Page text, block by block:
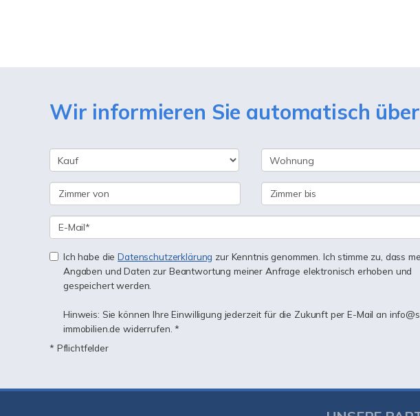
Wir informieren Sie automatisch
Ich habe dieDatenschutzerklärung zur Kenntnis genommen. Ich stimme zu, dass
Angaben und Daten zur Beantwortung meiner Anfrage elektronisch erhoben und
gespeichert werden.
Hinweis: Sie können Ihre Einwilligung jederzeit für die Zukunft per E-Mail an
immobilien.de widerrufen. *
* Pflichtfelder